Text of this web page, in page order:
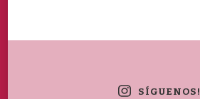
SÍGUENOS!